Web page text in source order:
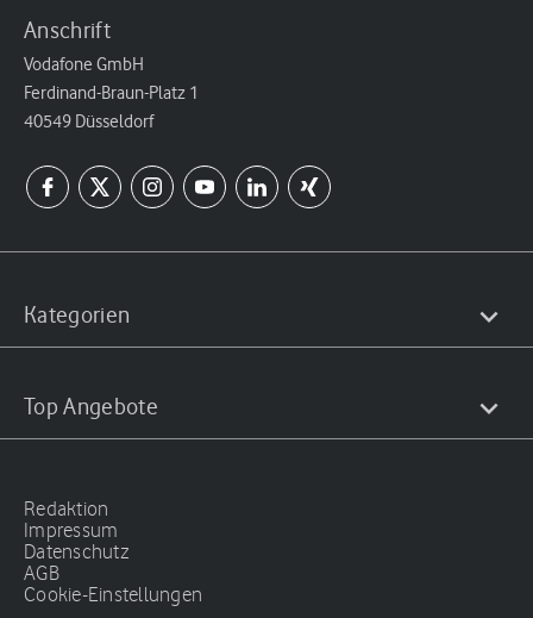
Anschrift
Vodafone GmbH
Ferdinand-Braun-Platz 1
40549 Düsseldorf
Kategorien
Top Angebote
Redaktion
Impressum
Datenschutz
AGB
Cookie-Einstellungen